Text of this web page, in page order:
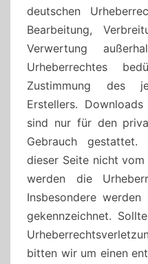
deutschen
Bearbeitung,
Verwertung
Urheberrechtes
Zustimmung des
Erstellers.
sind nur für den
Gebrauch
dieser Seite nicht
werden die
Insbesondere
gekennzeichnet.
bitten wir um einen